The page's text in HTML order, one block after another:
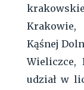
Kąśnej
Wieliczce,
udział w